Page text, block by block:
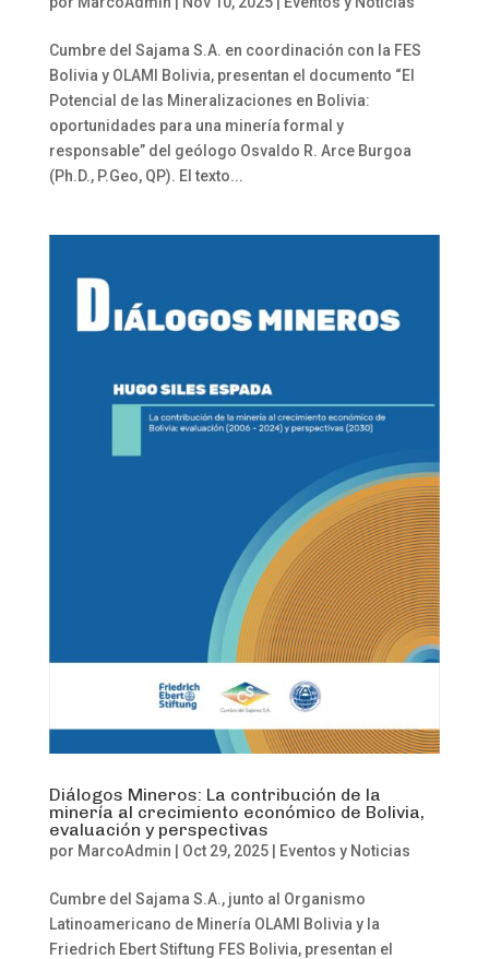
Cumbre del Sajama S.A. en coordinación con la FES
Bolivia y OLAMI Bolivia, presentan el documento “El
Potencial de las Mineralizaciones en Bolivia:
oportunidades para una minería formal y
responsable” del geólogo Osvaldo R. Arce Burgoa
(Ph.D., P.Geo, QP). El texto...
Diálogos Mineros: La contribución de la
minería al crecimiento económico de Bolivia,
evaluación y perspectivas
por MarcoAdmin Oct 29, 2025| Eventos y Noticias
Cumbre del Sajama S.A., junto al Organismo
Latinoamericano de Minería OLAMI Bolivia y la
Friedrich Ebert Stiftung FES Bolivia, presentan el